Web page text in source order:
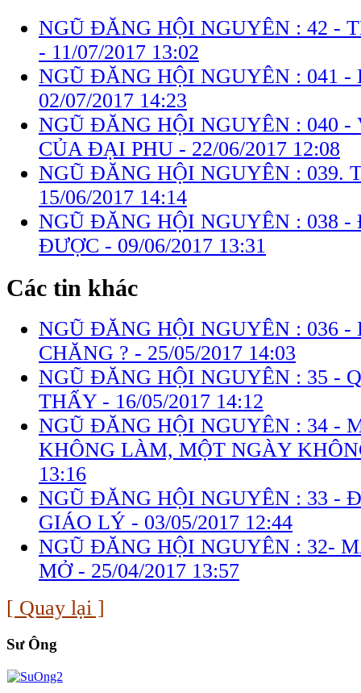
NGŨ ĐĂNG HỘI NGUYÊN : 42 -
- 11/07/2017 13:02
NGŨ ĐĂNG HỘI NGUYÊN : 041 -
02/07/2017 14:23
NGŨ ĐĂNG HỘI NGUYÊN : 040 -
CỦA ĐẠI PHU - 22/06/2017 12:08
NGŨ ĐĂNG HỘI NGUYÊN : 039.
15/06/2017 14:14
NGŨ ĐĂNG HỘI NGUYÊN : 038 -
ĐƯỢC - 09/06/2017 13:31
Các tin khác
NGŨ ĐĂNG HỘI NGUYÊN : 036 -
CHĂNG ? - 25/05/2017 14:03
NGŨ ĐĂNG HỘI NGUYÊN : 35 -
THẤY - 16/05/2017 14:12
NGŨ ĐĂNG HỘI NGUYÊN : 34 -
KHÔNG LÀM, MỘT NGÀY
13:16
NGŨ ĐĂNG HỘI NGUYÊN : 33 -
GIÁO LÝ - 03/05/2017 12:44
NGŨ ĐĂNG HỘI NGUYÊN : 32-
MỞ - 25/04/2017 13:57
[ Quay lại ]
Sư Ông